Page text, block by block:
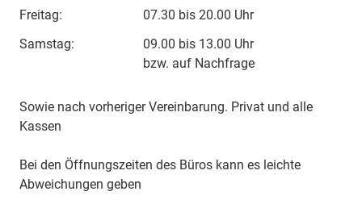
Freitag:
07.30 bis 20.00 Uhr
Samstag:
09.00 bis 13.00 Uhr
bzw. auf Nachfrage
Sowie nach vorheriger Vereinbarung. Privat und alle
Kassen
Bei den Öffnungszeiten des Büros kann es leichte
Abweichungen geben